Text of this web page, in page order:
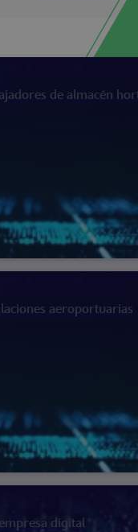
de almacén
aeroportuarias
digital